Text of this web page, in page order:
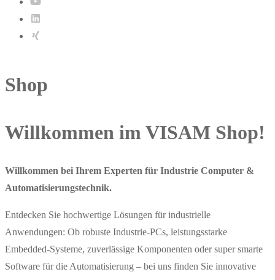
Shop
Willkommen im VISAM Shop!
Willkommen bei Ihrem Experten für Industrie Computer &
Automatisierungstechnik.
Entdecken Sie hochwertige Lösungen für industrielle
Anwendungen: Ob robuste Industrie-PCs, leistungsstarke
Embedded-Systeme, zuverlässige Komponenten oder super smarte
Software für die Automatisierung – bei uns finden Sie innovative